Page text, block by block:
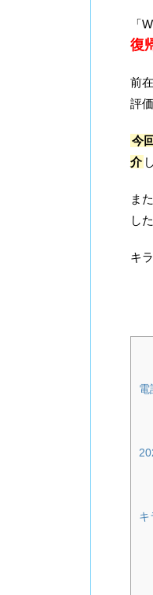
「
復
前
評
今
介
ま
した
キ
電
キ